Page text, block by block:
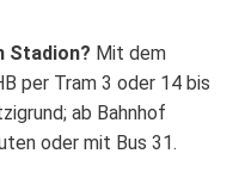
Stadion? Mit dem
per Tram 3 oder 14 bis
ab Bahnhof
oder mit Bus 31.